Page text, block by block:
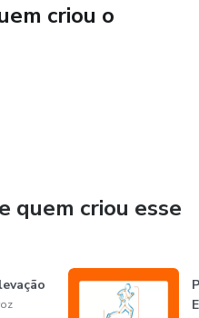
criou o
quem criou esse